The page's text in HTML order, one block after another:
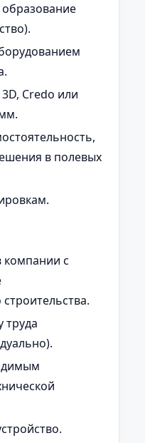
Credo или
в полевых
компании с
труда